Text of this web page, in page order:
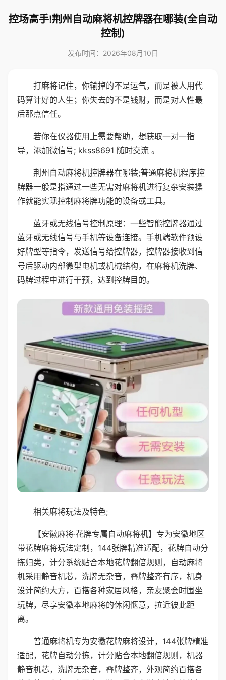
控场高手!荆州自动麻将机控牌器在哪装(全自动
控制)
发布时间：2026年08月10日
打麻将记住，你输掉的不是运气，而是被人用代
码算计好的人生；你失去的不是钱财，而是对人性最
后那点信任。
若你在仪器使用上需要帮助，想获取一对一指
导，添加微信号; kkss8691 随时交流 。
荆州自动麻将机控牌器在哪装;普通麻将机程序控
牌器一般是指通过一些无需对麻将机进行复杂安装操
作就能实现控制麻将牌功能的设备或工具。
蓝牙或无线信号控制原理：一些智能控牌器通过
蓝牙或无线信号与手机等设备连接。手机端软件预设
好牌型等指令，发送信号给控牌器，控牌器接收到信
号后驱动内部微型电机或机械结构，在麻将机洗牌、
码牌过程中进行干预，达到控牌目的。
相关麻将玩法及特色;
【安徽麻将·花牌专属自动麻将机】专为安徽地区
带花牌麻将玩法定制，144张牌精准适配，花牌自动分
拣归类，计分系统贴合本地花牌翻倍规则，自动麻将
机采用静音机芯，洗牌无杂音，叠牌整齐有序，机身
设计简约大方，百搭各种家居风格，亲友聚会时围坐
玩牌，尽享安徽本地麻将的休闲惬意，拉近彼此距
离。
普通麻将机专为安徽花牌麻将设计，144张牌精准
适配，花牌自动分拣，计分贴合本地翻倍规则，机器
静音机芯，洗牌无杂音，叠牌整齐，外观简约百搭各